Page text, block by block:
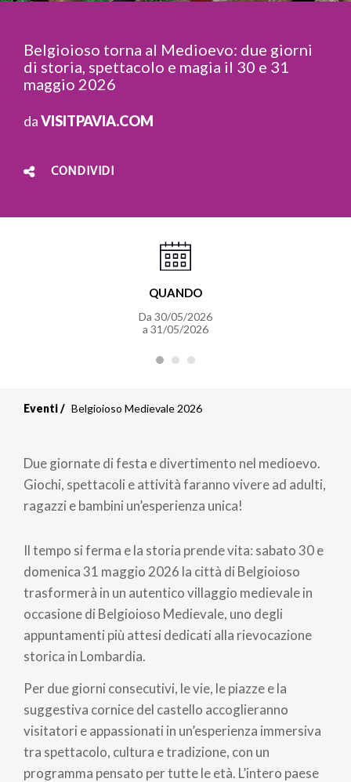
Belgioioso torna al Medioevo: due giorni
di storia, spettacolo e magia il 30 e 31
maggio 2026
daVISITPAVIA.COM
CONDIVIDI
QUANDO
Da 30/05/2026
a 31/05/2026
Eventi Belgioioso Medievale 2026
Due giornate di festa e divertimento nel medioevo.
Giochi, spettacoli e attività faranno vivere ad adulti,
ragazzi e bambini un’esperienza unica!
Il tempo si ferma e la storia prende vita: sabato 30 e
domenica 31 maggio 2026 la città di Belgioioso
trasformerà in un autentico villaggio medievale in
occasione di Belgioioso Medievale, uno degli
appuntamenti più attesi dedicati alla rievocazione
storica in Lombardia.
Per due giorni consecutivi, le vie, le piazze e la
suggestiva cornice del castello accoglieranno
visitatori e appassionati in un’esperienza immersiva
tra spettacolo, cultura e tradizione, con un
programma pensato per tutte le età. L’intero paese